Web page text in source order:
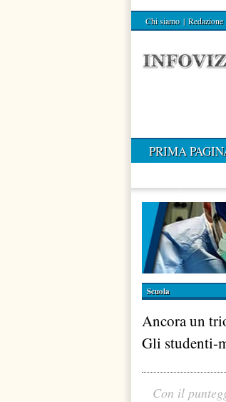
Chi siamo | Redazione
PRIMA
Scuola
Ancora un
Gli studenti-
Con il